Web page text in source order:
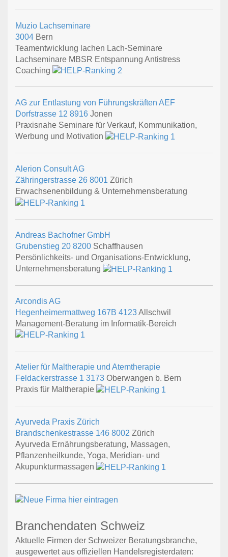
Muzio Lachseminare
3004 Bern
Teamentwicklung lachen Lach-Seminare
Lachseminare MBSR Entspannung Antistress
Coaching
AG zur Entlastung von Führungskräften AEF
Dorfstrasse 12 8916 Jonen
Praxisnahe Seminare für Verkauf, Kommunikation,
Werbung und Motivation
Alerion Consult AG
Zähringerstrasse 26 8001 Zürich
Erwachsenenbildung & Unternehmensberatung
Andreas Bachofner GmbH
Grubenstieg 20 8200 Schaffhausen
Persönlichkeits- und Organisations-Entwicklung,
Unternehmensberatung
Arcondis AG
Hegenheimermattweg 167B 4123Allschwil
Management-Beratung im Informatik-Bereich
Atelier für Maltherapie und Atemtherapie
Feldackerstrasse 1 3173 Oberwangen b. Bern
Praxis für Maltherapie
Ayurveda Praxis Zürich
Brandschenkestrasse 146 8002 Zürich
Ayurveda Ernährungsberatung, Massagen,
Pflanzenheilkunde, Yoga, Meridian- und
Akupunkturmassagen
Branchendaten Schweiz
Aktuelle Firmen der Schweizer Beratungsbranche,
ausgewertet aus offiziellen Handelsregisterdaten: